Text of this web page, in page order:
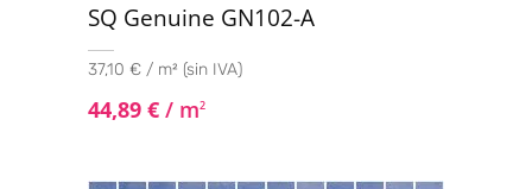
SQ Genuine GN102-A
37,10 € / m² (sin IVA)
44,89 € / m2